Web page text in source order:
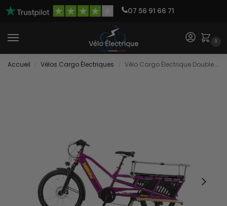
07 56 91 66 71
0
Accueil Vélos Cargo Électriques Vélo Cargo Électrique Double Enfant